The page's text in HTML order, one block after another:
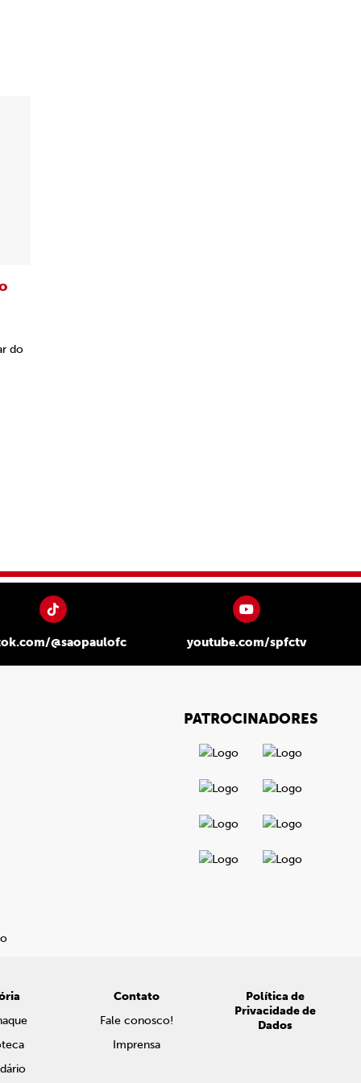
do
@saopaulofc youtube.com/spfctv
PATROCINADORES
Contato
Fale conosco!
Imprensa
Política de
Privacidade de
Dados